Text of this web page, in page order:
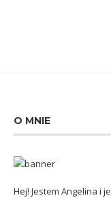
O MNIE
Hej! Jestem Angelina i